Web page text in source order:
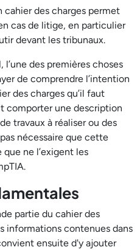
des charges permet
cas de litige, en particulier
devant les tribunaux.
des premières choses
de comprendre l’intention
des charges qu’il faut
comporter une description
travaux à réaliser ou des
nécessaire que cette
ne l’exigent les
partie du cahier des
informations contenues dans
ensuite d'y ajouter